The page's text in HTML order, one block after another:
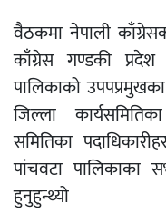
वैठकमा नेपाली
काँग्रेस गण्डकी प्रदेश
पालिकाको उपपप्रमुखका
जिल्ला
समितिका
पांचवटा पालिकाका
हुनुहुन्थ्यो